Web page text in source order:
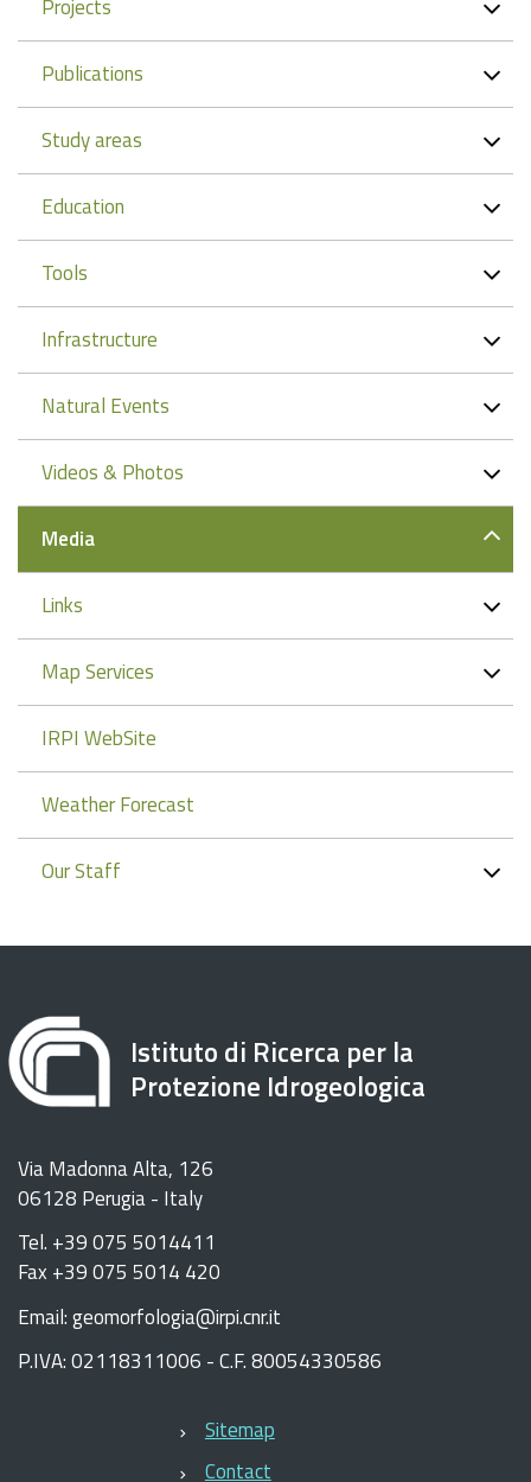
Projects
Publications
Study areas
Education
Tools
Infrastructure
Natural Events
Videos & Photos
Media
Links
Map Services
IRPI WebSite
Weather Forecast
Our Staff
Istituto di Ricerca per la
Protezione Idrogeologica
Via Madonna Alta, 126
06128 Perugia - Italy
Tel. +39 075 5014411
Fax +39 075 5014 420
Email: geomorfologia@irpi.cnr.it
P.IVA: 02118311006 - C.F. 80054330586
Sitemap
Contact